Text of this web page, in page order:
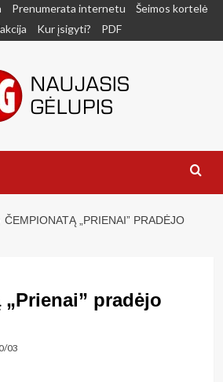
Prenumerata internetu
Šeimos kortelė
Kur įsigyti? PDF
ČEMPIONATĄ „PRIENAI” PRADĖJO
pradėjo
03